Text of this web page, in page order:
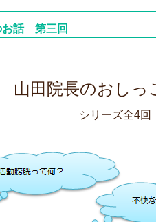
お話 第三回
山田院長のおしっ
シリーズ全4回